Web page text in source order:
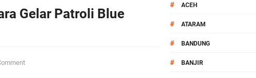
Gelar Patroli Blue
# ACEH
# ATARAM
# BANDUNG
# BANJIR